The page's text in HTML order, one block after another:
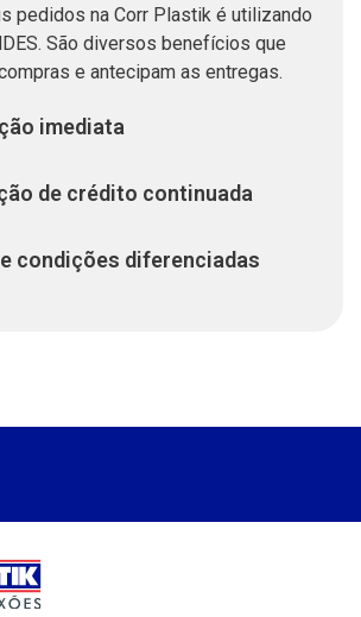
pedidos na Corr Plastik é utilizando
São diversos benefícios que
e antecipam as entregas.
imediata
de crédito continuada
condições diferenciadas